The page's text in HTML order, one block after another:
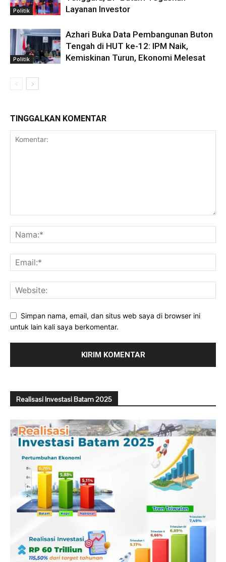
Politik
Layanan Investor
Politik
Azhari Buka Data Pembangunan Buton
Tengah di HUT ke-12: IPM Naik,
Kemiskinan Turun, Ekonomi Melesat
TINGGALKAN KOMENTAR
Simpan nama, email, dan situs web saya di browser ini
untuk lain kali saya berkomentar.
Realisasi Investasi Batam 2025